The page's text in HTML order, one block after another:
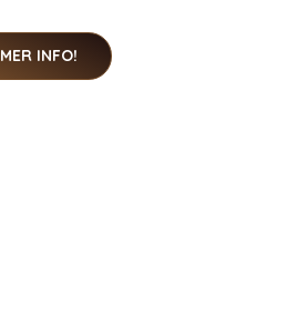
MER INFO!